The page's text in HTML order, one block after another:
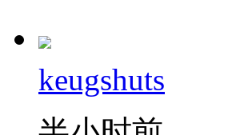
keugshuts